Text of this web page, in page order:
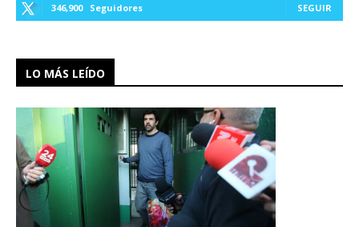
346,900 Seguidores SEGUIR
LO MÁS LEÍDO